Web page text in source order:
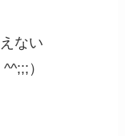
ない
）